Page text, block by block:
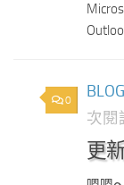
0 BLOG
次閱
更